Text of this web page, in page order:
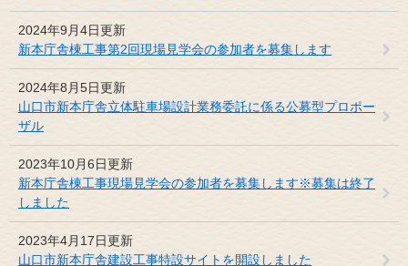
2024年9月4日更新
新本庁舎棟工事第2回現場見学会の参加者を募集します
2024年8月5日更新
山口市新本庁舎立体駐車場設計業務委託に係る公募型プロポー
ザル
2023年10月6日更新
新本庁舎棟工事現場見学会の参加者を募集します※募集は終了
しました
2023年4月17日更新
山口市新本庁舎建設工事特設サイトを開設しました